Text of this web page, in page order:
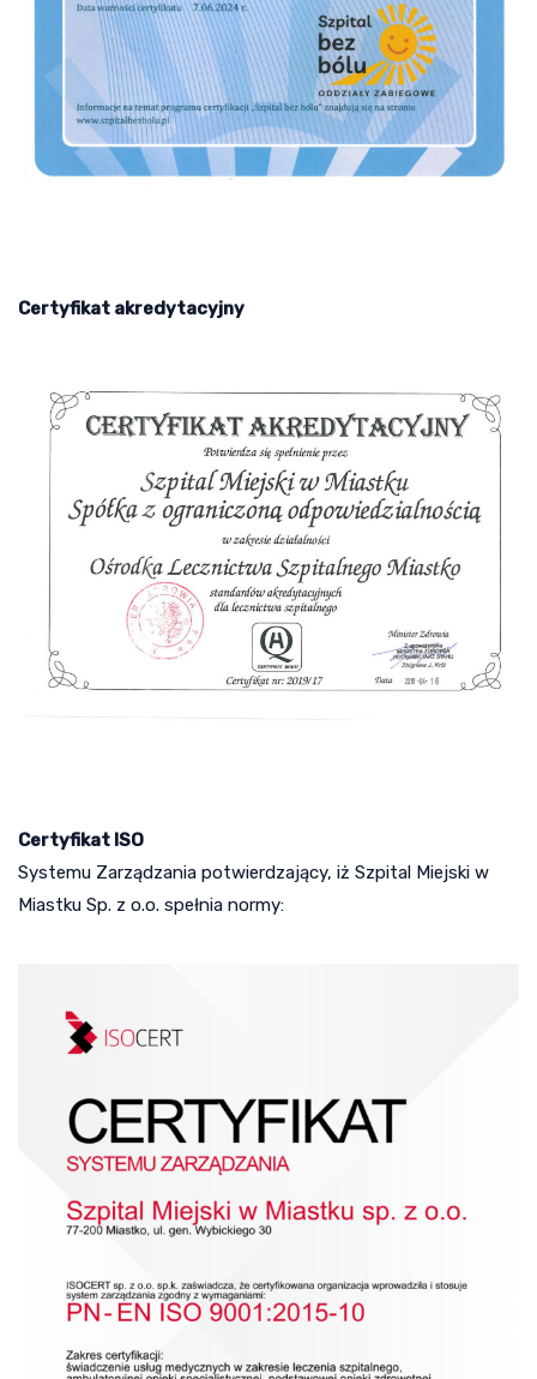
Certyfikat akredytacyjny
Certyfikat ISO
Systemu Zarządzania potwierdzający, iż Szpital Miejski w
Miastku Sp. z o.o. spełnia normy: